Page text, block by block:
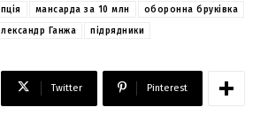
мансарда за 10 млн
оборонна бруківка
Ганжа
підрядники
Twitter Pinterest